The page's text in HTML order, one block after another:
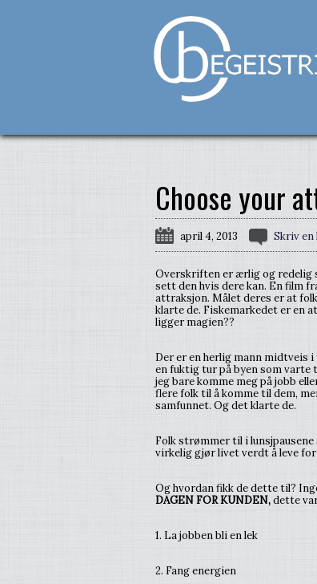
Choose your
april 4, 2013 Skriv
Overskriften er ærlig og redelig
sett den hvis dere kan. En film
attraksjon. Målet deres er at
klarte de. Fiskemarkedet er en
ligger magien??
Der er en herlig mann midtveis
en fuktig tur på byen som varte
jeg bare komme meg på jobb
flere folk til å komme til dem,
samfunnet. Og det klarte de.
Folk strømmer til i
virkelig gjør livet verdt å leve
Og hvordan fikk de dette til?
DAGEN FOR KUNDEN,dette
1. La jobben bli en lek
2. Fang energien